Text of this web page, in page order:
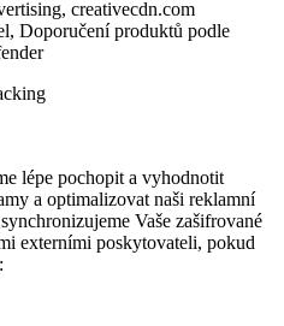
creativecdn.com
Doporučení produktů podle
lépe pochopit a vyhodnotit
a optimalizovat naši reklamní
Vaše zašifrované
externími poskytovateli, pokud